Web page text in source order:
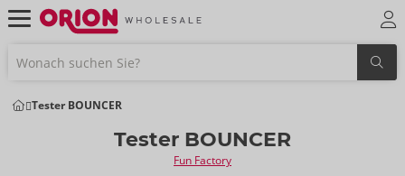
Tester BOUNCER
Tester BOUNCER
Fun Factory